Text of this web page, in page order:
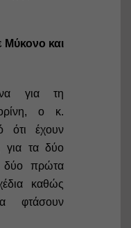
Μύκονο και
για τη
ο κ.
ότι έχουν
για τα δύο
δύο πρώτα
καθώς
φτάσουν